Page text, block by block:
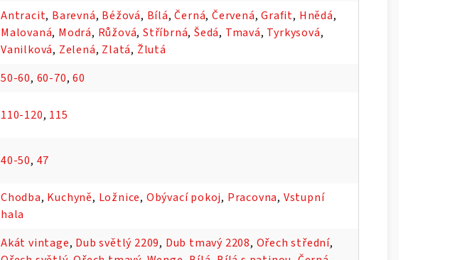
Antracit, Barevná, Béžová, Bílá,Černá,Červená,Grafit, Hnědá,
Malovaná, Modrá, Růžová,Stříbrná,Šedá, Tmavá, Tyrkysová,
Vanilková, Zelená, Zlatá, Žlutá
50-60, 60-70,60
110-120, 115
40-50, 47
Chodba, Kuchyně, Ložnice, Obývací pokoj, Pracovna, Vstupní
hala
Akát vintage, Dub světlý 2209, Dub tmavý 2208, Ořech střední,